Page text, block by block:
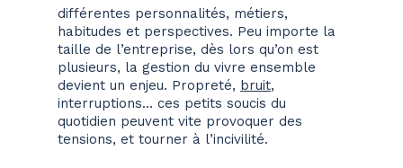
différentes personnalités, métiers,
habitudes et perspectives. Peu importe la
taille de l’entreprise, dès lors qu’on est
plusieurs, la gestion du vivre ensemble
devient un enjeu. Propreté, bruit,
interruptions… ces petits soucis du
quotidien peuvent vite provoquer des
tensions, et tourner à l’incivilité.